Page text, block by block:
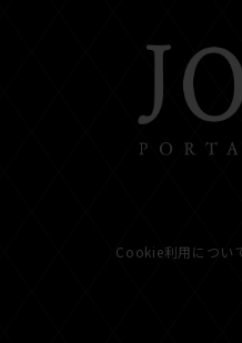
Cookie利用につい